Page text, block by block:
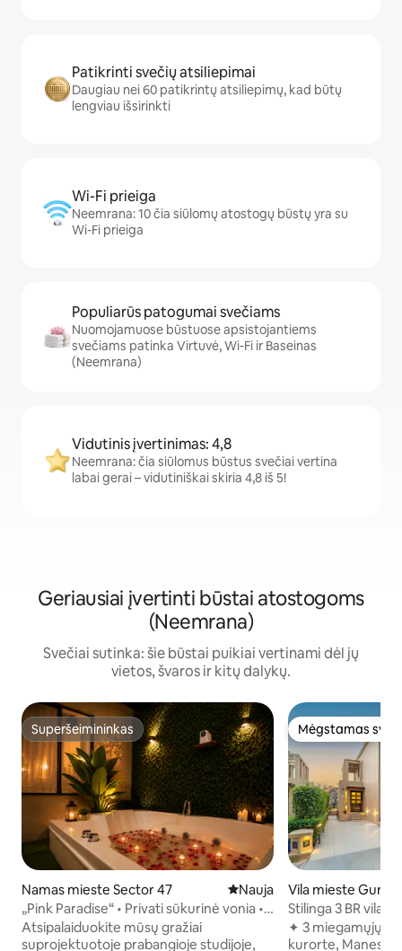
Patikrinti svečių atsiliepimai
Daugiau nei 60 patikrintų atsiliepimų, kad būtų
lengviau išsirinkti
Wi-Fi prieiga
Neemrana: 10 čia siūlomų atostogų būstų yra su
Wi-Fi prieiga
Populiarūs patogumai svečiams
Nuomojamuose būstuose apsistojantiems
svečiams patinka Virtuvė, Wi-Fi ir Baseinas
(Neemrana)
Vidutinis įvertinimas: 4,8
Neemrana: čia siūlomus būstus svečiai vertina
labai gerai – vidutiniškai skiria 4,8 iš 5!
Geriausiai įvertinti būstai atostogoms
(Neemrana)
Svečiai sutinka: šie būstai puikiai vertinami dėl jų
vietos, švaros ir kitų dalykų.
Superšeimininkas
Superšeimininkas
Namas mieste Sector 47 Nauja vieta apsistoti
Nauja
„Pink Paradise“ • Privati sūkurinė vonia •
Namų kino teatras
Atsipalaiduokite mūsų gražiai
suprojektuotoje prabangioje studijoje,
Mėgstamas
Mėgstamas
Vila mieste
Stilinga 3 BR vila
Manesare
✦ 3 miegamųjų
kurorte,